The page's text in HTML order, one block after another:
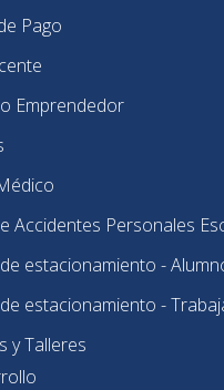
Pago
Emprendedor
Accidentes Personales
estacionamiento -
estacionamiento -
y Talleres